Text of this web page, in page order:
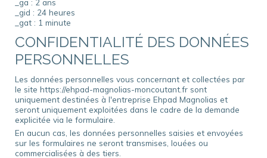
_ga : 2 ans
_gid : 24 heures
_gat : 1 minute
CONFIDENTIALITÉ DES DONNÉES
PERSONNELLES
Les données personnelles vous concernant et collectées par
le site https://ehpad-magnolias-moncoutant.fr sont
uniquement destinées à l'entreprise Ehpad Magnolias et
seront uniquement exploitées dans le cadre de la demande
explicitée via le formulaire.
En aucun cas, les données personnelles saisies et envoyées
sur les formulaires ne seront transmises, louées ou
commercialisées à des tiers.